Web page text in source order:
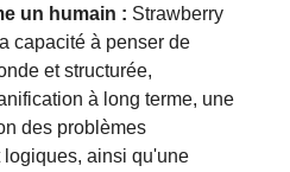
un humain : Strawberry
capacité à penser de
et structurée,
à long terme, une
des problèmes
logiques, ainsi qu'une